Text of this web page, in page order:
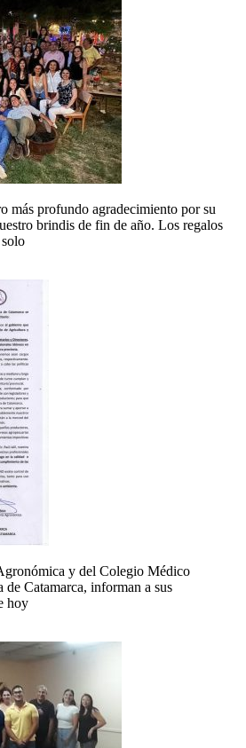
más profundo agradecimiento por su
brindis de fin de año. Los regalos
y del Colegio Médico
Catamarca, informan a sus
hoy